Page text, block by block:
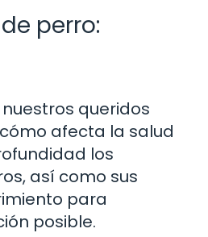
perro:
queridos
afecta la salud
los
así como sus
para
posible.